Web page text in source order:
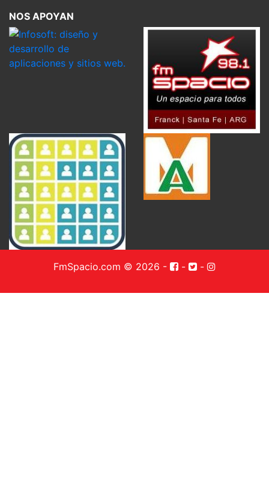
NOS APOYAN
FmSpacio.com © 2026 - - -